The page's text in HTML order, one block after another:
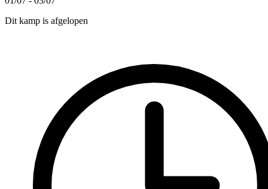
Dit kamp is afgelopen